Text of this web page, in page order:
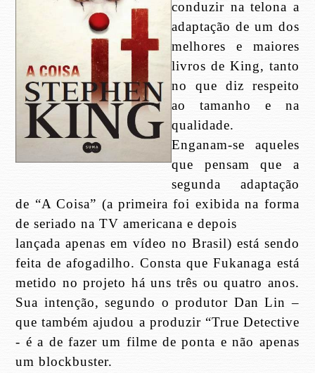
conduzir na telona a
adaptação de um dos
melhores e maiores
livros de King, tanto
no que diz respeito
ao tamanho e na
qualidade.
Enganam-se aqueles
que pensam que a
segunda adaptação
de “A Coisa” (a primeira foi exibida na forma
de seriado na TV americana e depois
lançada apenas em vídeo no Brasil) está sendo
feita de afogadilho. Consta que Fukanaga está
metido no projeto há uns três ou quatro anos.
Sua intenção, segundo o produtor Dan Lin –
que também ajudou a produzir “True Detective
- é a de fazer um filme de ponta e não apenas
um blockbuster.